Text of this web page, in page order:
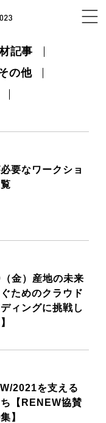
記事
の他
要なワークショ
（金）産地の未来
ためのクラウド
ィングに挑戦し
2021を支える
【RENEW協賛
】